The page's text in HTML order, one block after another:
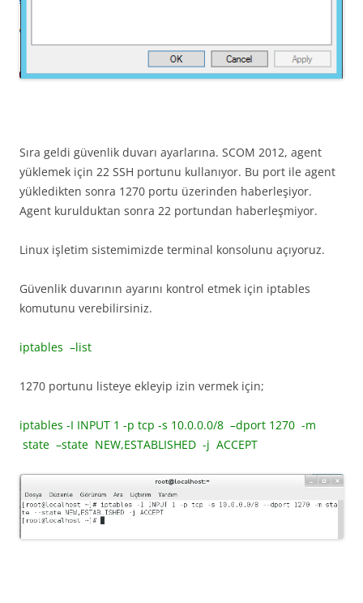
Sıra geldi güvenlik duvarı ayarlarına. SCOM 2012, agent
yüklemek için 22 SSH portunu kullanıyor. Bu port ile agent
yükledikten sonra 1270 portu üzerinden haberleşiyor.
Agent kurulduktan sonra 22 portundan haberleşmiyor.
Linux işletim sistemimizde terminal konsolunu açıyoruz.
Güvenlik duvarının ayarını kontrol etmek için iptables
komutunu verebilirsiniz.
iptables –list
1270 portunu listeye ekleyip izin vermek için;
iptables -I INPUT 1 -p tcp -s 10.0.0.0/8 –dport 1270 -m
state –state NEW,ESTABLISHED -j ACCEPT